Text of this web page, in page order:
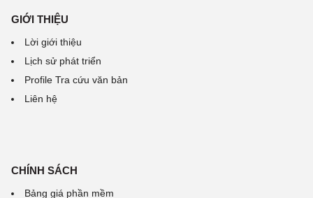
GIỚI THIỆU
Lời giới thiệu
Lịch sử phát triển
Profile Tra cứu văn bản
Liên hệ
CHÍNH SÁCH
Bảng giá phần mềm